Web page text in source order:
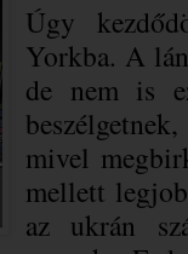
Úgy
Yorkba. A
de nem is
mivel
mellett
az ukrán